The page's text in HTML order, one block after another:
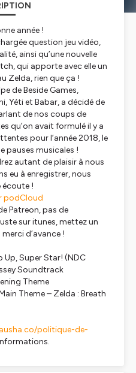
année !
question jeu vidéo,
ainsi qu’une nouvelle
qui apporte avec elle un
Zelda, rien que ça !
de Beside Games,
Yéti et Babar, a décidé de
de nos coups de
qu’on avait formulé il y a
pour l’année 2018, le
pauses musicales !
autant de plaisir à nous
eu à enregistrer, nous
écoute !
podCloud
Patreon, pas de
sur itunes, mettez un
d’avance !
Up, Super Star! (NDC
Soundtrack
Theme
Theme – Zelda : Breath
ausha.co/politique-de-